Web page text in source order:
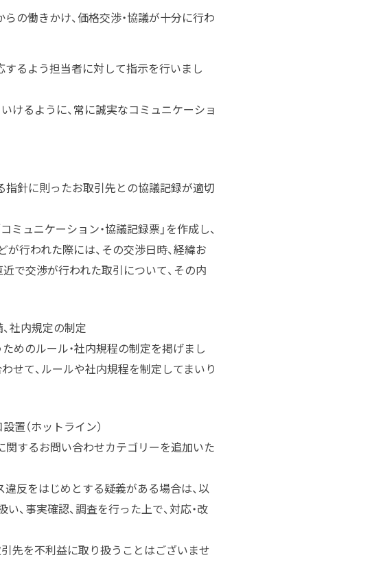
の働きかけ、価格交渉・協議が十分に行わ
るよう担当者に対して指示を行いまし
けるように、常に誠実なコミュニケーショ
針に則ったお取引先との協議記録が適切
ュニケーション・協議記録票」を作成し、
行われた際には、その交渉日時、経緯お
で交渉が行われた取引について、その内
社内規定の制定
めのルール・社内規程の制定を掲げまし
せて、ルールや社内規程を制定してまいり
（ホットライン）
するお問い合わせカテゴリーを追加いた
反をはじめとする疑義がある場合は、以
事実確認、調査を行った上で、対応・改
先を不利益に取り扱うことはございませ